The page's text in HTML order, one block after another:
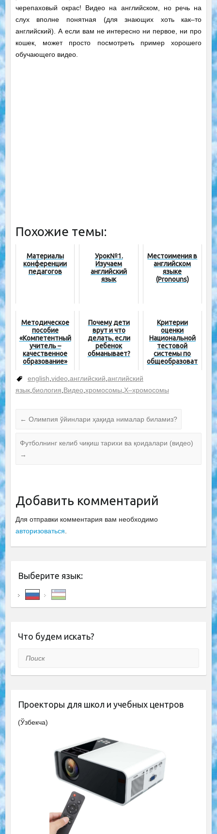
черепаховый окрас! Видео на английском, но речь на
слух вполне понятная (для знающих хоть как–то
английский). А если вам не интересно ни первое, ни про
кошек, может просто посмотреть пример хорошего
обучающего видео.
Похожие темы:
Материалы
конференции
педагогов
Урок№1.
Изучаем
английский
язык
Местоимения в
английском
языке
(Pronouns)
Методическое
пособие
«Компетентный
учитель –
качественное
образование»
Почему дети
врут и что
делать, если
ребенок
обманывает?
Критерии
оценки
Национальной
тестовой
системы по
общеобразоват
english video английский английский
язык, биология Видео хромосомы Х–хромосомы
← Олимпия ўйинлари ҳақида нималар биламиз?
Футболнинг келиб чиқиш тарихи ва қоидалари (видео)
→
Добавить комментарий
Для отправки комментария вам необходимо
авторизоваться
Выберите язык:
Что будем искать?
Поиск
Проекторы для школ и учебных центров
(Ўзбекча)